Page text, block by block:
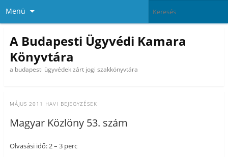
Menü
A Budapesti Ügyvédi Kamara
Könyvtára
a budapesti ügyvédek zárt jogi szakkönyvtára
MÁJUS 2011 HAVI BEJEGYZÉSEK
Magyar Közlöny 53. szám
Olvasási idő: 2 – 3 perc